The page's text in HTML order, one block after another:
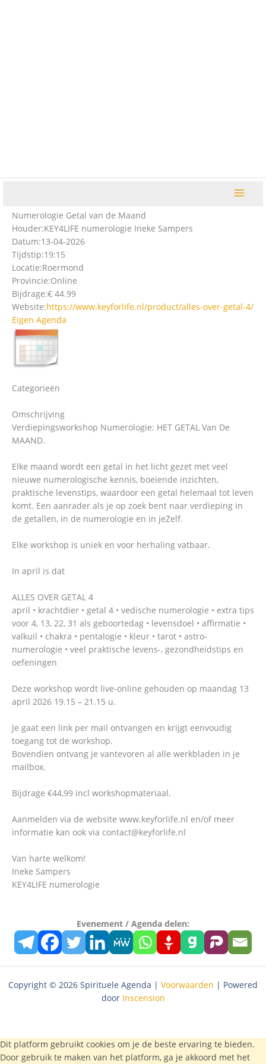
Numerologie Getal van de Maand
Houder:KEY4LIFE numerologie Ineke Sampers
Datum:13-04-2026
Tijdstip:19:15
Locatie:Roermond
Provincie:Online
Bijdrage:€ 44.99
Website:https://www.keyforlife.nl/product/alles-over-getal-4/
Eigen Agenda
Categorieën
Omschrijving
Verdiepingsworkshop Numerologie: HET GETAL Van De
MAAND.
Elke maand wordt een getal in het licht gezet met veel
nieuwe numerologische kennis, boeiende inzichten,
praktische levenstips, waardoor een getal helemaal tot leven
komt. Een aanrader als je op zoek bent naar verdieping in
de getallen, in de numerologie en in jeZelf.
Elke workshop is uniek en voor herhaling vatbaar.
In april is dat
ALLES OVER GETAL 4
april • krachtdier • getal 4 • vedische numerologie • extra tips
voor 4, 13, 22, 31 als geboortedag • levensdoel • affirmatie •
valkuil • chakra • pentalogie • kleur • tarot • astro-
numerologie • veel praktische levens-, gezondheidstips en
oefeningen
Deze workshop wordt live-online gehouden op maandag 13
april 2026 19.15 – 21.15 u.
Je gaat een link per mail ontvangen en krijgt eenvoudig
toegang tot de workshop.
Bovendien ontvang je vantevoren al alle werkbladen in je
mailbox.
Bijdrage €44,99 incl workshopmateriaal.
Aanmelden via de website www.keyforlife.nl en/of meer
informatie kan ook via contact@keyforlife.nl
Van harte welkom!
Ineke Sampers
KEY4LIFE numerologie
Evenement / Agenda delen:
Copyright © 2026 Spirituele Agenda | Voorwaarden | Powered
door Inscension
Dit platform gebruikt cookies om je de beste ervaring te bieden.
Door gebruik te maken van het platform, ga je akkoord met het